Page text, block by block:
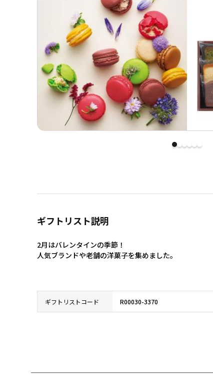
ギフトリスト説明
2月はバレンタインの季節！
人気ブランドや老舗の洋菓子を集めました。
ギフトリストコード R00030-3370